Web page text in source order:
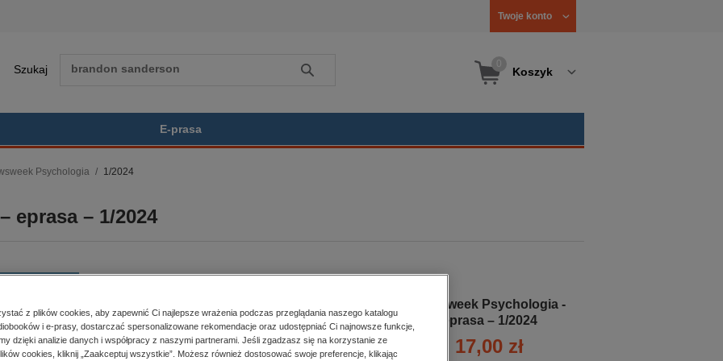
Twoje konto
Szukaj Szukaj Koszyk
E-prasa
psychologiczne
historia
religie
Psychologia 1/2024
eprasa – 1/2024
1/2024
dostępności:
17.01.2024
Kupując otrzymujesz format:
Dostęp online PDF
Newsweek Psychologia -
eprasa – 1/2024
17,00 zł
z plików cookies, aby zapewnić Ci najlepsze wrażenia podczas przeglądania naszego katalogu
i e-prasy, dostarczać spersonalizowane rekomendacje oraz udostępniać Ci najnowsze funkcje,
dzięki analizie danych i współpracy z naszymi partnerami. Jeśli zgadzasz się na korzystanie ze
cookies, kliknij „Zaakceptuj wszystkie”. Możesz również dostosować swoje preferencje, klikając